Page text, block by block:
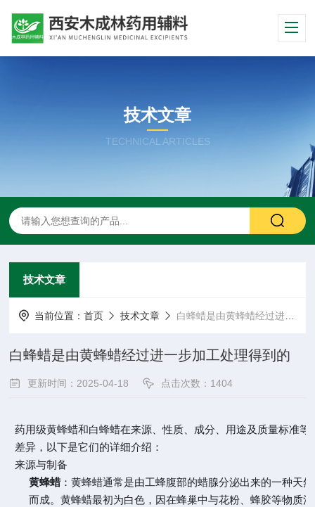
技术文章
TECHNICAL ARTICLES
技术文章
当前位置：首页 技术文章 白蜂蜡是由黄蜂蜡经过进一步加工处理得到的
白蜂蜡是由黄蜂蜡经过进一步加工处理得到的
更新时间：2025-04-18 点击次数：1404
药用级黄蜂蜡和白蜂蜡在来源、性质、成分、用途及质量标准等
差异，以下是它们的详细介绍：
来源与制备
黄蜂蜡：黄蜂蜡通常是由工蜂腹部的蜡腺分泌出来的一种天
而成。黄蜂蜡最初为白色，因在蜂巢中与花粉、蜂胶等物质